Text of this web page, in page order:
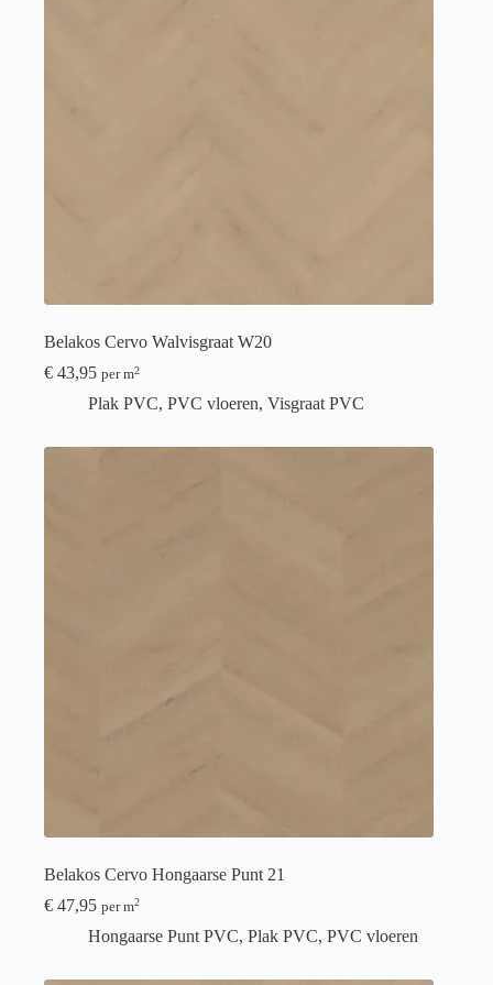
Belakos Cervo Walvisgraat W20
€ 43,95 per m2
Plak PVC, PVC vloeren, Visgraat PVC
Belakos Cervo Hongaarse Punt 21
€ 47,95 per m2
Hongaarse Punt PVC, Plak PVC, PVC vloeren